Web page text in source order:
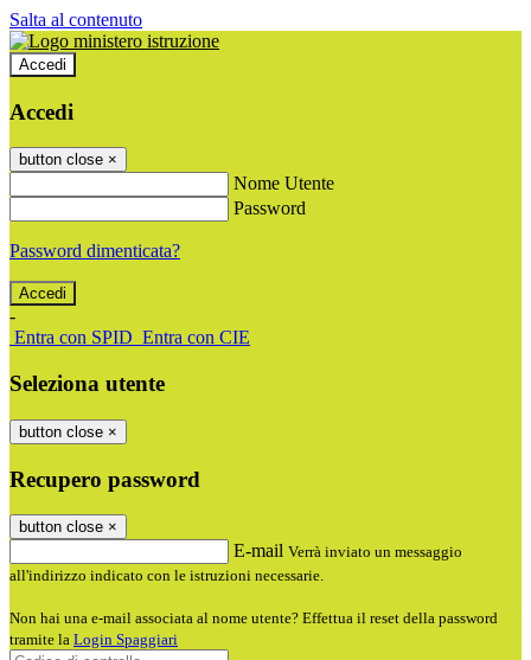
Salta al contenuto
Accedi
Accedi
button close ×
Nome Utente
Password
Password dimenticata?
-
Entra con SPID Entra con CIE
Seleziona utente
button close ×
Recupero password
button close ×
E-mail Verrà inviato un messaggio
all'indirizzo indicato con le istruzioni necessarie.
Non hai una e-mail associata al nome utente? Effettua il reset della password
tramite la Login Spaggiari